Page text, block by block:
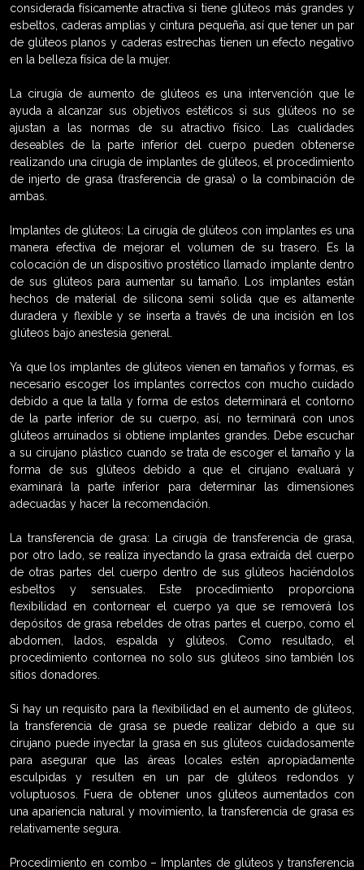
considerada físicamente atractiva si tiene glúteos más grandes y
esbeltos, caderas amplias y cintura pequeña, así que tener un par
de glúteos planos y caderas estrechas tienen un efecto negativo
en la belleza física de la mujer.
La cirugía de aumento de glúteos es una intervención que le
ayuda a alcanzar sus objetivos estéticos si sus glúteos no se
ajustan a las normas de su atractivo físico. Las cualidades
deseables de la parte inferior del cuerpo pueden obtenerse
realizando una cirugía de implantes de glúteos, el procedimiento
de injerto de grasa (trasferencia de grasa) o la combinación de
ambas.
Implantes de glúteos: La cirugía de glúteos con implantes es una
manera efectiva de mejorar el volumen de su trasero. Es la
colocación de un dispositivo prostético llamado implante dentro
de sus glúteos para aumentar su tamaño. Los implantes están
hechos de material de silicona semi solida que es altamente
duradera y flexible y se inserta a través de una incisión en los
glúteos bajo anestesia general.
Ya que los implantes de glúteos vienen en tamaños y formas, es
necesario escoger los implantes correctos con mucho cuidado
debido a que la talla y forma de estos determinará el contorno
de la parte inferior de su cuerpo, así, no terminará con unos
glúteos arruinados si obtiene implantes grandes. Debe escuchar
a su cirujano plástico cuando se trata de escoger el tamaño y la
forma de sus glúteos debido a que el cirujano evaluará y
examinará la parte inferior para determinar las dimensiones
adecuadas y hacer la recomendación.
La transferencia de grasa: La cirugía de transferencia de grasa,
por otro lado, se realiza inyectando la grasa extraída del cuerpo
de otras partes del cuerpo dentro de sus glúteos haciéndolos
esbeltos y sensuales. Este procedimiento proporciona
flexibilidad en contornear el cuerpo ya que se removerá los
depósitos de grasa rebeldes de otras partes el cuerpo, como el
abdomen, lados, espalda y glúteos. Como resultado, el
procedimiento contornea no solo sus glúteos sino también los
sitios donadores.
Si hay un requisito para la flexibilidad en el aumento de glúteos,
la transferencia de grasa se puede realizar debido a que su
cirujano puede inyectar la grasa en sus glúteos cuidadosamente
para asegurar que las áreas locales estén apropiadamente
esculpidas y resulten en un par de glúteos redondos y
voluptuosos. Fuera de obtener unos glúteos aumentados con
una apariencia natural y movimiento, la transferencia de grasa es
relativamente segura.
Procedimiento en combo – Implantes de glúteos y transferencia